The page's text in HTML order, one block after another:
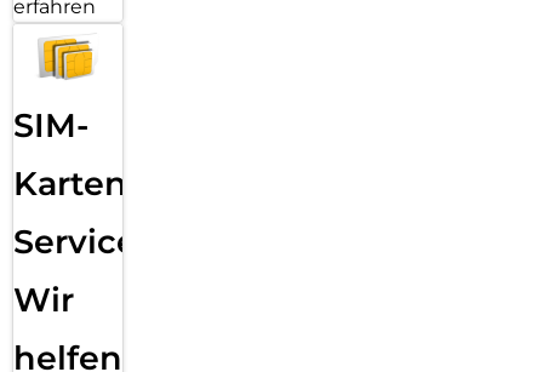
erfahren
SIM-
Karten
Service:
Wir
helfen